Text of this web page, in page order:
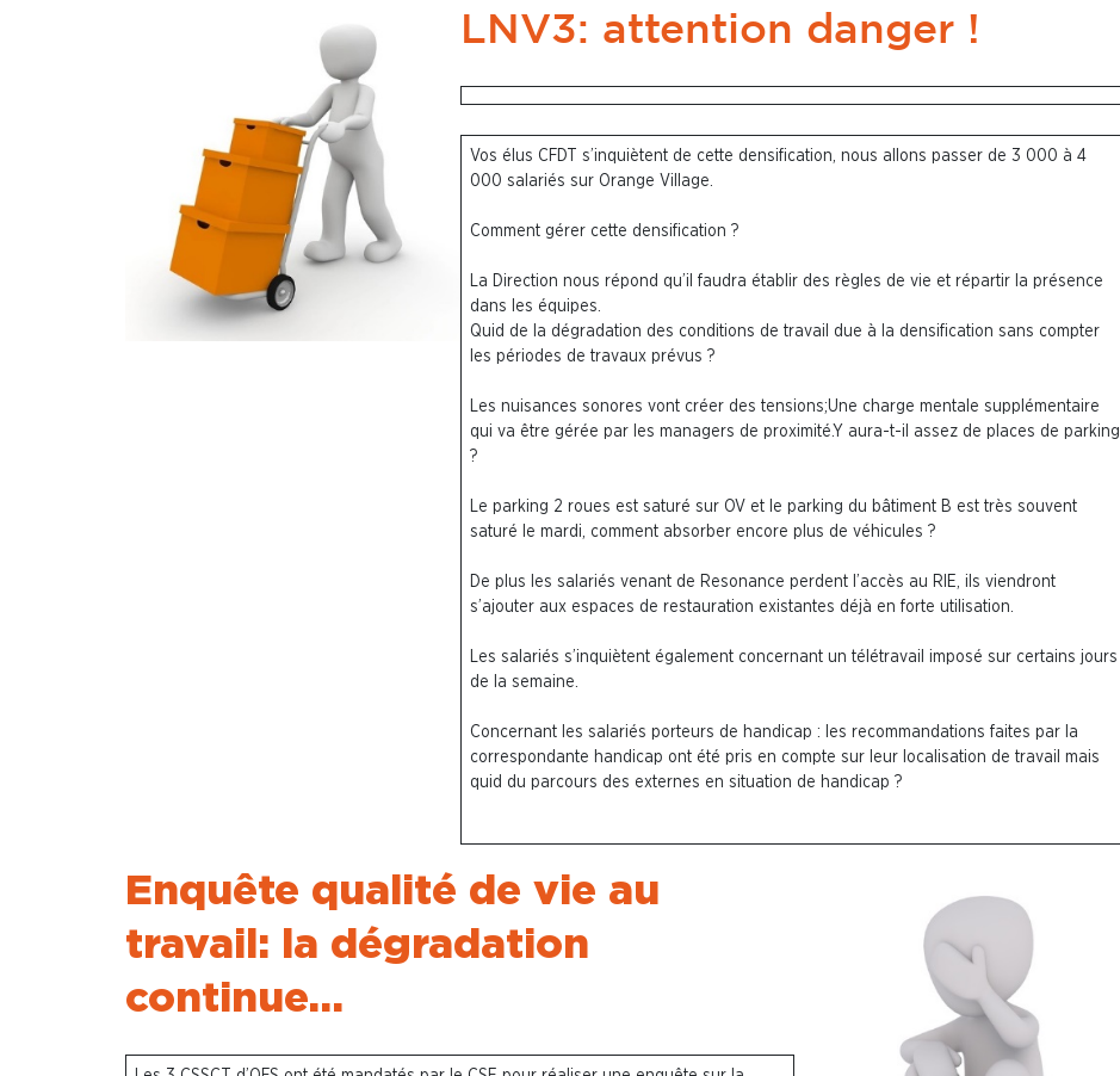
LNV3: attention danger !
Vos élus CFDT s’inquiètent de cette densification, nous allons passer de 3 000 à 4
000 salariés sur Orange Village.
Comment gérer cette densification ?
La Direction nous répond qu’il faudra établir des règles de vie et répartir la présence
dans les équipes.
Quid de la dégradation des conditions de travail due à la densification sans compter
les périodes de travaux prévus ?
Les nuisances sonores vont créer des tensions;Une charge mentale supplémentaire
qui va être gérée par les managers de proximité.Y aura-t-il assez de places de parking
?
Le parking 2 roues est saturé sur OV et le parking du bâtiment B est très souvent
saturé le mardi, comment absorber encore plus de véhicules ?
De plus les salariés venant de Resonance perdent l’accès au RIE, ils viendront
s’ajouter aux espaces de restauration existantes déjà en forte utilisation.
Les salariés s’inquiètent également concernantun télétravail imposé sur certains jours
de la semaine.
Concernant les salariés porteurs de handicap : les recommandations faites par la
correspondante handicap ont été pris en compte sur leur localisation de travail mais
quid du parcours des externes en situation de handicap ?
Enquête qualité de vie au
travail: la dégradation
continue…